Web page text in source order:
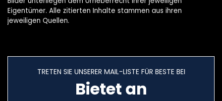
Eigentümer. Alle zitierten Inhalte stammen aus ihren
jeweiligen Quellen.
TRETEN SIE UNSERER MAIL-LISTE FÜR BESTE BEI
Bietet an